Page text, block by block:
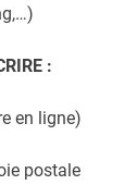
:
en ligne)
postale